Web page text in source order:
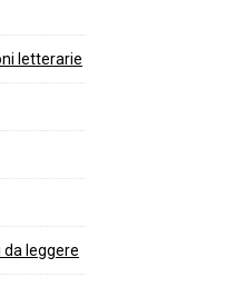
letterarie
da leggere